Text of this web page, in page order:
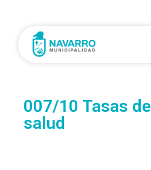
007/10 Tasas
salud